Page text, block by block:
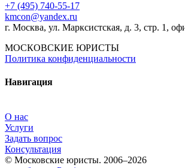
+7 (495) 740‑55‑17
kmcon@yandex.ru
г. Москва, ул. Марксистская, д. 3, стр. 1,
МОСКОВСКИЕ ЮРИСТЫ
Политика конфиденциальности
Навигация
О нас
Услуги
Задать вопрос
Консультация
© Московские юристы. 2006–2026